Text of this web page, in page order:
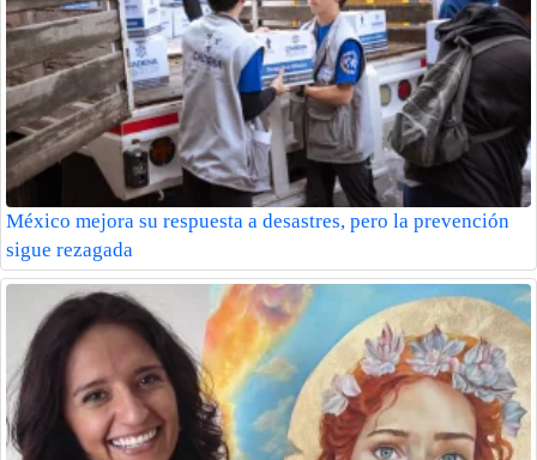
México mejora su respuesta a desastres, pero la prevención
sigue rezagada